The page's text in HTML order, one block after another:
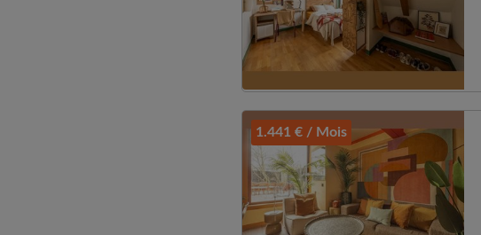
1.441 € / Mois